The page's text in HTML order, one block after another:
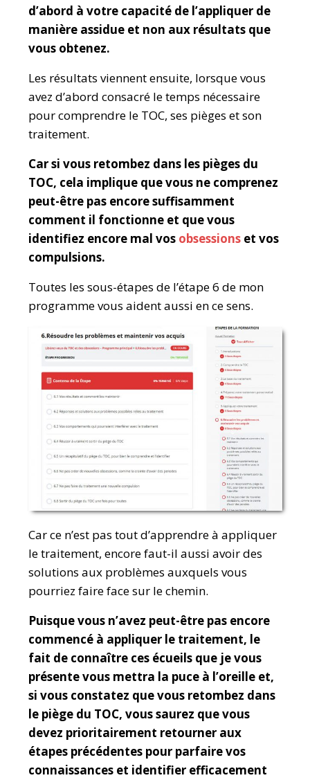
d’abord à votre capacité de l’appliquer de
manière assidue et non aux résultats que
vous obtenez.
Les résultats viennent ensuite, lorsque vous
avez d’abord consacré le temps nécessaire
pour comprendre le TOC, ses pièges et son
traitement.
Car si vous retombez dans les pièges du
TOC, cela implique que vous ne comprenez
peut-être pas encore suffisamment
comment il fonctionne et que vous
identifiez encore mal vos obsessions et vos
compulsions.
Toutes les sous-étapes de l’étape 6 de mon
programme vous aident aussi en ce sens.
Car ce n’est pas tout d’apprendre à appliquer
le traitement, encore faut-il aussi avoir des
solutions aux problèmes auxquels vous
pourriez faire face sur le chemin.
Puisque vous n’avez peut-être pas encore
commencé à appliquer le traitement, le
fait de connaître ces écueils que je vous
présente vous mettra la puce à l’oreille et,
si vous constatez que vous retombez dans
le piège du TOC, vous saurez que vous
devez prioritairement retourner aux
étapes précédentes pour parfaire vos
connaissances et identifier efficacement